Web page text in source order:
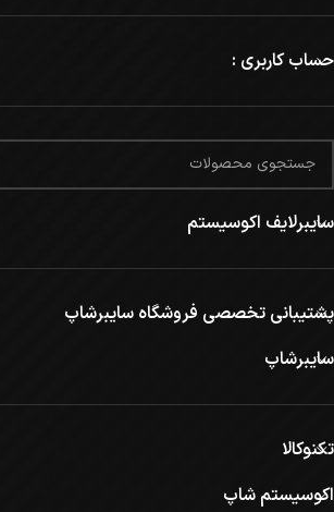
حساب کاربری :
سایبرلایف اکوسیستم
پشتیبانی تخصصی فروشگاه سایبرشاپ
سایبرشاپ
تکنوکالا
اکوسیستم شاپ